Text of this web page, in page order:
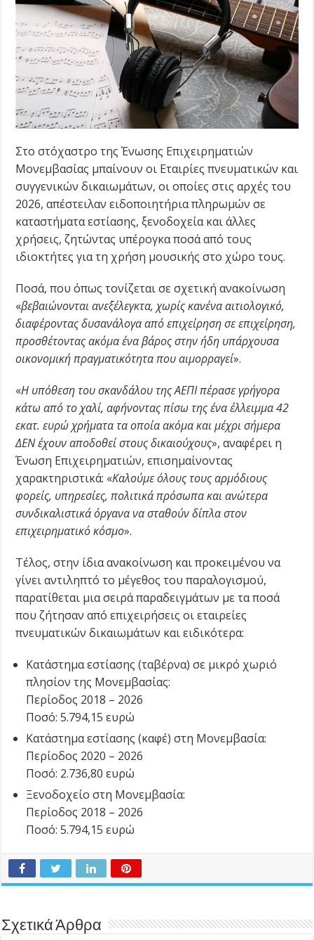
Στο στόχαστρο της Ένωσης Επιχειρηματιών
Μονεμβασίας μπαίνουν οι Εταιρίες πνευματικών και
συγγενικών δικαιωμάτων, οι οποίες στις αρχές του
2026, απέστειλαν ειδοποιητήρια πληρωμών σε
καταστήματα εστίασης, ξενοδοχεία και άλλες
χρήσεις, ζητώντας υπέρογκα ποσά από τους
ιδιοκτήτες για τη χρήση μουσικής στο χώρο τους.
Ποσά, που όπως τονίζεται σε σχετική ανακοίνωση
«βεβαιώνονται ανεξέλεγκτα, χωρίς κανένα αιτιολογικό,
διαφέροντας δυσανάλογα από επιχείρηση σε επιχείρηση,
προσθέτοντας ακόμα ένα βάρος στην ήδη υπάρχουσα
οικονομική πραγματικότητα που αιμορραγεί».
«Η υπόθεση του σκανδάλου της ΑΕΠΙ πέρασε γρήγορα
κάτω από το χαλί, αφήνοντας πίσω της ένα έλλειμμα 42
εκατ. ευρώ χρήματα τα οποία ακόμα και μέχρι σήμερα
ΔΕΝ έχουν αποδοθεί στους δικαιούχους», αναφέρει η
Ένωση Επιχειρηματιών, επισημαίνοντας
χαρακτηριστικά: «Καλούμε όλους τους αρμόδιους
φορείς, υπηρεσίες, πολιτικά πρόσωπα και ανώτερα
συνδικαλιστικά όργανα να σταθούν δίπλα στον
επιχειρηματικό κόσμο».
Τέλος, στην ίδια ανακοίνωση και προκειμένου να
γίνει αντιληπτό το μέγεθος του παραλογισμού,
παρατίθεται μια σειρά παραδειγμάτων με τα ποσά
που ζήτησαν από επιχειρήσεις οι εταιρείες
πνευματικών δικαιωμάτων και ειδικότερα:
Κατάστημα εστίασης (ταβέρνα) σε μικρό χωριό
πλησίον της Μονεμβασίας:
Περίοδος 2018 – 2026
Ποσό: 5.794,15 ευρώ
Κατάστημα εστίασης (καφέ) στη Μονεμβασία:
Περίοδος 2020 – 2026
Ποσό: 2.736,80 ευρώ
Ξενοδοχείο στη Μονεμβασία:
Περίοδος 2018 – 2026
Ποσό: 5.794,15 ευρώ
Σχετικά Άρθρα